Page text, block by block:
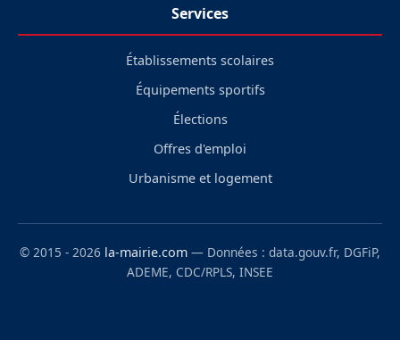
Services
Établissements scolaires
Équipements sportifs
Élections
Offres d'emploi
Urbanisme et logement
© 2015 - 2026 la-mairie.com — Données : data.gouv.fr, DGFiP,
ADEME, CDC/RPLS, INSEE